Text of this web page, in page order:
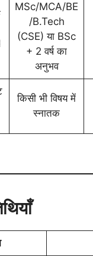
MSc/MCA/BE
/B.Tech
(CSE) या BSc
+ 2 वर्ष का
अनुभव
किसी भी विषय में
स्नातक